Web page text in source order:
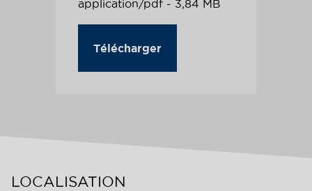
application/pdf - 3,84 MB
Télécharger
LOCALISATION